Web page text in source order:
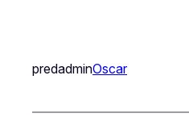
predadminOscar